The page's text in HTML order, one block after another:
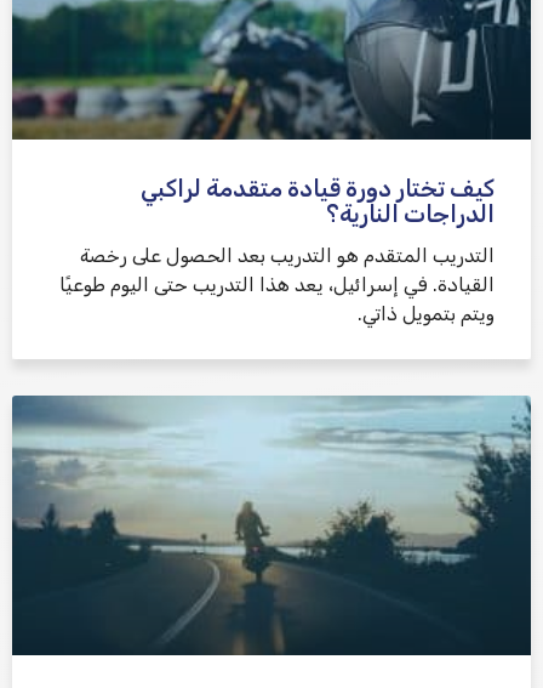
كيف تختار دورة قيادة متقدمة لراكبي
الدراجات النارية؟
التدريب المتقدم هو التدريب بعد الحصول على رخصة
القيادة. في إسرائيل، يعد هذا التدريب حتى اليوم طوعيًا
ويتم بتمويل ذاتي.